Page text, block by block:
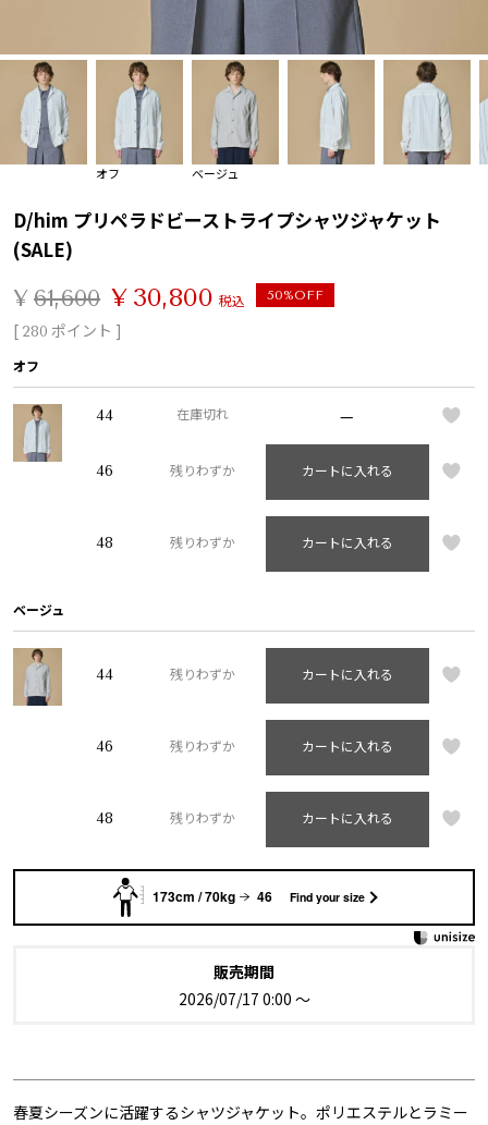
オフ ベージュ
D/him プリペラドビーストライプシャツジャケット
(SALE)
¥ 61,600 ¥ 30,800 税込 50%OFF
[ 280 ポイント ]
オフ
44 在庫切れ —
46 残りわずか カートに入れる
48 残りわずか カートに入れる
ベージュ
44 残りわずか カートに入れる
46 残りわずか カートに入れる
48 残りわずか カートに入れる
173cm / 70kg 46 Find your size
販売期間
2026/07/17 0:00 〜
春夏シーズンに活躍するシャツジャケット。ポリエステルとラミー